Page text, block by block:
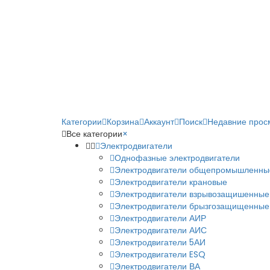
Категории Корзина Аккаунт Поиск Недавние
Все категории×
Электродвигатели
Однофазные электродвигатели
Электродвигатели
Электродвигатели крановые
Электродвигатели взрывозащишенные
Электродвигатели брызгозащищенные
Электродвигатели АИР
Электродвигатели АИС
Электродвигатели 5АИ
Электродвигатели ESQ
Электродвигатели ВА